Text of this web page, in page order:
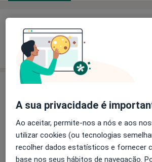
Mostrar mais
Serviços e preços
Primeira consulta Ginecologia -
Detalhes
Como mostramos os preços?
A sua privacidade é
Ao aceitar, permite-nos a nós e aos
utilizar cookies (ou tecnologias
recolher dados estatísticos e fornecer
base nos seus hábitos de navegação.